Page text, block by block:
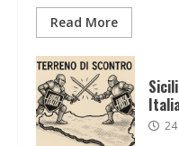
Read More